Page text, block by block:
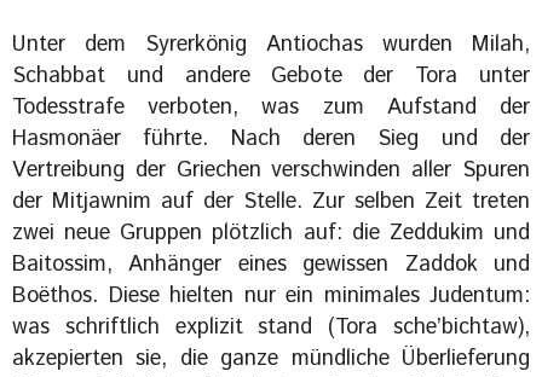
Unter dem Syrerkönig Antiochas wurden Milah,
Schabbat und andere Gebote der Tora unter
Todesstrafe verboten, was zum Aufstand der
Hasmonäer führte. Nach deren Sieg und der
Vertreibung der Griechen verschwinden aller Spuren
der Mitjawnim auf der Stelle. Zur selben Zeit treten
zwei neue Gruppen plötzlich auf: die Zeddukim und
Baitossim, Anhänger eines gewissen Zaddok und
Boëthos. Diese hielten nur ein minimales Judentum:
was schriftlich explizit stand (Tora sche’bichtaw),
akzepierten sie, die ganze mündliche Überlieferung